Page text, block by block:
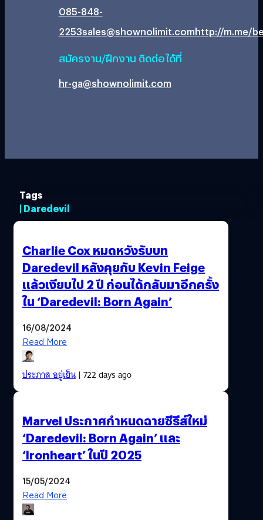
085-848-
2253sales@shownolimit.comhttp://m.me/
สมัครงาน/ฝึกงาน ติดต่อได้ที่
hr-ga@shownolimit.com
Tags
| Daredevil
Charlie Cox หมดหวังรับบท
Daredevil หลังคุยกับ Kevin Feige
แล้วเงียบไป 2 ปี ก่อนได้กลับมาอีกครั้ง
ใน ‘Daredevil: Born Again’
16/08/2024
Read More
ประภาส อยู่เย็น| 722 days ago
Marvel ประกาศกำหนดฉายซีรีส์ใหม่
‘Daredevil: Born Again’ และ
‘Ironheart’ ในปี 2025
15/05/2024
Read More